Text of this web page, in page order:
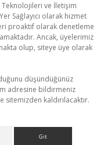
Teknolojileri ve İletişim
Sağlayıcı olarak hizmet
proaktif olarak denetleme
Ancak, üyelerimiz
olup, siteye üye olarak
düşündüğünüz
adresine bildirmeniz
kaldırılacaktır.